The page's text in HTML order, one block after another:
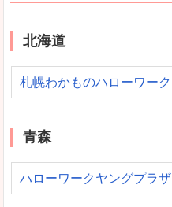
北海道
札幌わかものハローワーク
青森
ハローワークヤングプラザ